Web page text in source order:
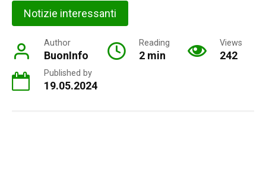
Notizie interessanti
Author
BuonInfo
Reading
2 min
Views
242
Published by
19.05.2024